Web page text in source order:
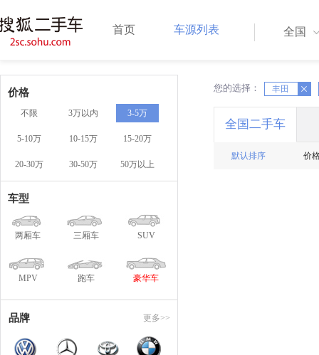
首页 车源列表 全国
价格
不限 3万以内 3-5万
5-10万 10-15万 15-20万
20-30万 30-50万 50万以上
车型
两厢车 三厢车 SUV
MPV 跑车 豪华车
品牌 更多>>
您的选择： 丰田
X X
全国二手车
默认排序 价